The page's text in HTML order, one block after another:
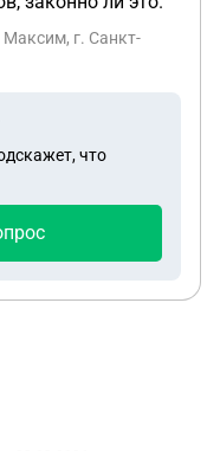
г. Санкт-
что